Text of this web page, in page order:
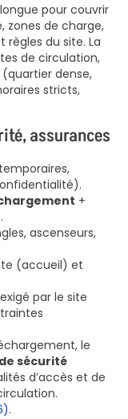
pour couvrir
zones de charge,
règles du site. La
de circulation,
dense,
stricts,
assurances
+
ascenseurs,
(accueil) et
par le site
le
sécurité
d’accès et de
.